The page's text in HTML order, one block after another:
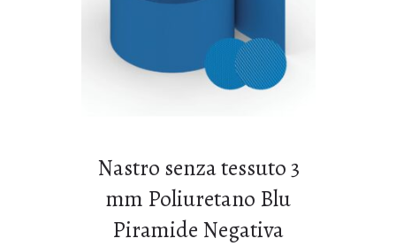
Nastro senza tessuto 3
mm Poliuretano Blu
Piramide Negativa